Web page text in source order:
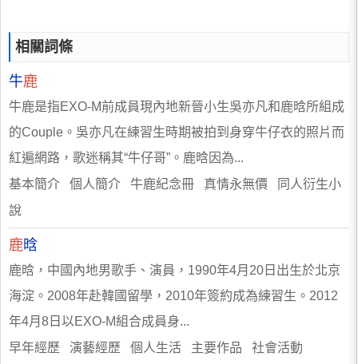
相關詞條
牛鹿
牛鹿是指EXO-M前成員現內地新晉小生吳亦凡和鹿晗所組成
的Couple。吳亦凡在練習生時期被拍到身穿牛仔衣的照片而
紅遍網路，歌迷稱其“牛仔哥”。鹿晗因為...
基本簡介 個人簡介 牛鹿紀念冊 真情永無價 同人衍生小
說
鹿晗
鹿晗，中國內地男歌手、演員，1990年4月20日出生於北京
海淀。2008年赴韓國留學，2010年簽約成為練習生。2012
年4月8日以EXO-M組合成員身...
早年經歷 演藝經歷 個人生活 主要作品 社會活動